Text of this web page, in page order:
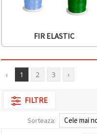
făcând clic
pe butonul
Setări
FIR ELASTIC
‹ 1 2 3 ›
FILTRE
Sorteaza: